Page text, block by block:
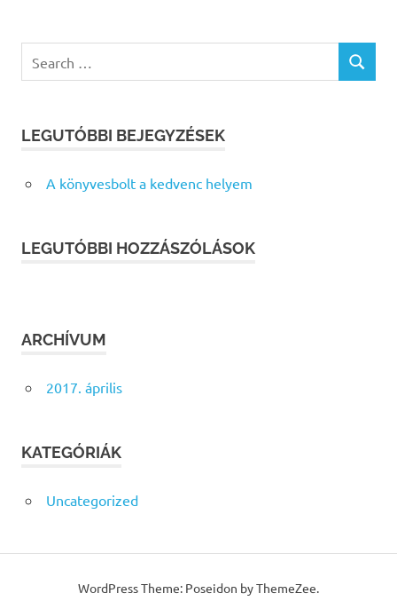
for:
SEARCH
LEGUTÓBBI BEJEGYZÉSEK
A könyvesbolt a kedvenc helyem
LEGUTÓBBI HOZZÁSZÓLÁSOK
ARCHÍVUM
2017. április
KATEGÓRIÁK
Uncategorized
WordPress Theme: Poseidon by ThemeZee.